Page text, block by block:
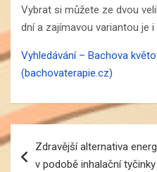
Vybrat si můžete ze dvou
dní a zajímavou variantou je
Vyhledávání – Bachova
(bachovaterapie.cz)
Navigace
proZdravější alternativa
v podobě inhalační tyčinky